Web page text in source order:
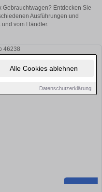
Alle Cookies ablehnen
Datenschutzerklärung
Gebrauchtwagen? Entdecken Sie
Ausführungen und
und vom Händler.